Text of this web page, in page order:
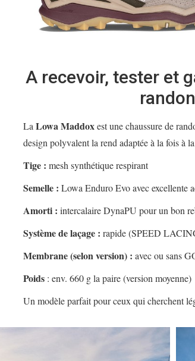
A recevoir, tester et
LaLowa Maddoxest une chaussure de
design polyvalent la rend adaptée à la fois à
Tige : mesh synthétique respirant
Semelle : Lowa Enduro Evo avec excellente
Amorti : intercalaire DynaPU pour un bon
Système de laçage : rapide (SPEED
Membrane (selon version) : avec ou sans
Poids : env. 660 g la paire (version moyenne)
Un modèle parfait pour ceux qui cherchent